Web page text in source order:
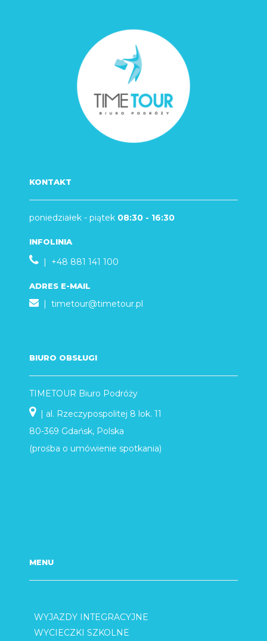
KONTAKT
poniedziałek - piątek 08:30 - 16:30
INFOLINIA
| +48 881 141 100
ADRES E-MAIL
| timetour@timetour.pl
BIURO OBSŁUGI
TIMETOUR Biuro Podróży
| al. Rzeczypospolitej 8 lok. 11
80-369 Gdańsk, Polska
(prośba o umówienie spotkania)
MENU
WYJAZDY INTEGRACYJNE
WYCIECZKI SZKOLNE